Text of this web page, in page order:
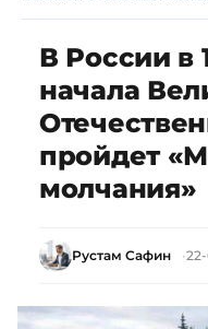
В России в
начала
пройдет
молчания»
Рустам Сафин